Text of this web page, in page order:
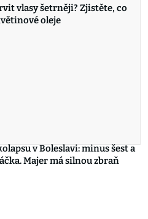
vlasy šetrněji? Zjistěte, co
oleje
v Boleslavi: minus šest a
Majer má silnou zbraň